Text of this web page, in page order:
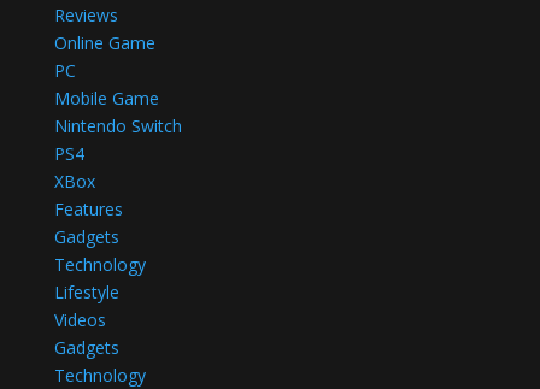
Reviews
Online Game
PC
Mobile Game
Nintendo Switch
PS4
XBox
Features
Gadgets
Technology
Lifestyle
Videos
Gadgets
Technology